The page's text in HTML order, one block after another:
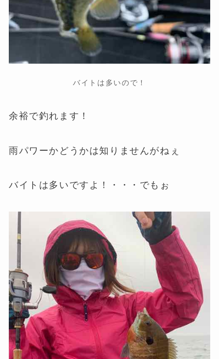
バイトは多いので！
余裕で釣れます！
雨パワーかどうかは知りませんがねぇ
バイトは多いですよ！・・・でもぉ